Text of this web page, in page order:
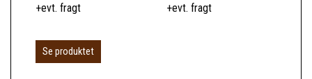
+evt. fragt
Se produktet
+evt. fragt